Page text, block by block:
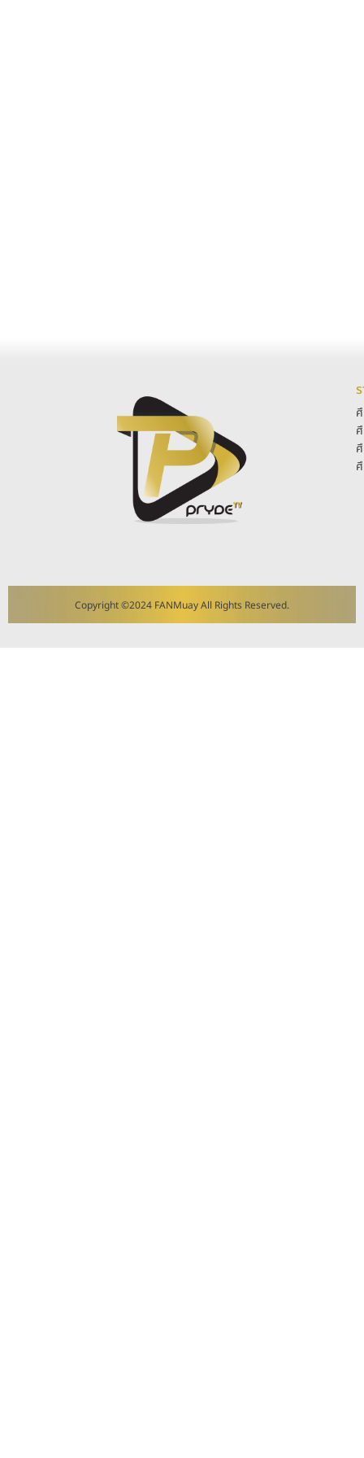
Copyright ©2024 FANMuay All Rights Reserved.